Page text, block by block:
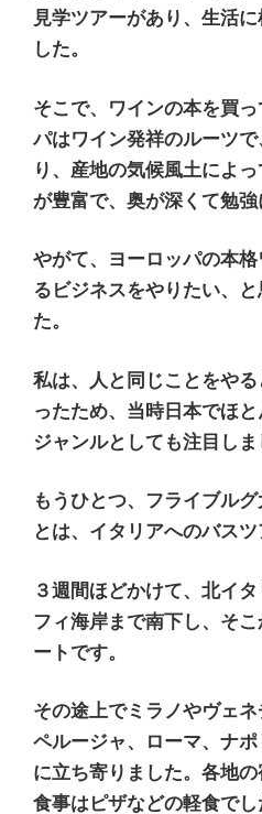
見学ツアーがあり、生活
した。
そこで、ワインの本を買
パはワイン発祥のルーツ
り、産地の気候風土によ
が豊富で、奥が深くて勉強
やがて、ヨーロッパの本
るビジネスをやりたい、
た。
私は、人と同じことをや
ったため、当時日本でほ
ジャンルとしても注目しま
もうひとつ、フライブル
とは、イタリアへのバスツ
３週間ほどかけて、北イ
フィ海岸まで南下し、そ
ートです。
その途上でミラノやヴェネ
ペルージャ、ローマ、ナ
に立ち寄りました。各地の
食事はピザなどの軽食でし